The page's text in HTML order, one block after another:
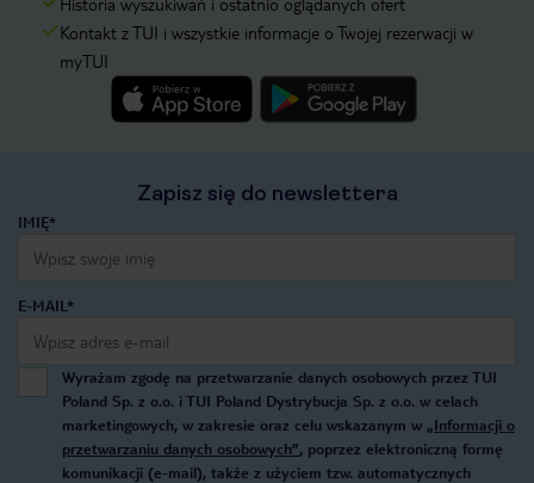
Kontakt z TUI i wszystkie informacje o Twojej rezerwacji w
myTUI
Zapisz się do newslettera
IMIĘ*
E-MAIL*
Wyrażam zgodę na przetwarzanie danych osobowych przez TUI
Poland Sp. z o.o. i TUI Poland Dystrybucja Sp. z o.o. w celach
marketingowych, w zakresie oraz celu wskazanym w „Informacji o
przetwarzaniu danych osobowych”, poprzez elektroniczną formę
komunikacji (e-mail), także z użyciem tzw. automatycznych